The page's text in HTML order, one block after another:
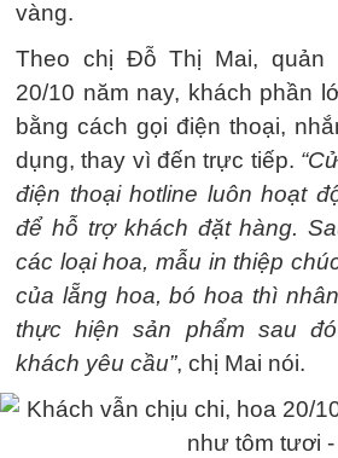
vàng.
Theo chị Đỗ Thị Mai, quản
20/10 năm nay, khách phần
bằng cách gọi điện thoại,
dụng, thay vì đến trực tiếp.
điện thoại hotline luôn hoạt
để hỗ trợ khách đặt hàng.
các loại hoa, mẫu in thiệp
của lẵng hoa, bó hoa thì
thực hiện sản phẩm sau
khách yêu cầu”, chị Mai nói.